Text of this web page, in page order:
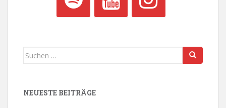
Suchen
NEUESTE BEITRÄGE